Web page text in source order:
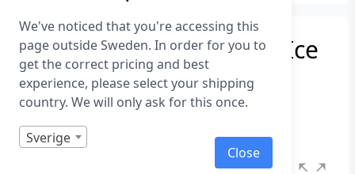
We've noticed that you're accessing this
page outside Sweden. In order for you to
get the correct pricing and best
experience, please select your shipping
country. We will only ask for this once.
Sverige
Close
Vont Nova – Strawberry Ice
(20 mg, Engångs vape)
Art.nr: 42999
I lager